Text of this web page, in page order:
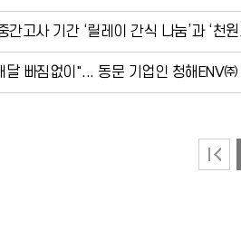
간고사 기간 ‘릴레이 간식 나눔’과 ‘천
빠짐없이"... 동문 기업인 청해ENV㈜